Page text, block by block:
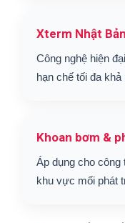
Xterm Nhật Bản
Công nghệ hiện
hạn chế tối đa khả
Khoan bơm &
Áp dụng cho
khu vực mối phát